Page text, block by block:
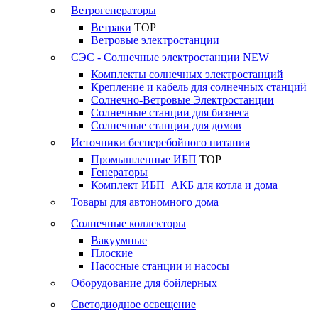
Ветрогенераторы
Ветраки TOP
Ветровые электростанции
СЭС - Солнечные электростанции NEW
Комплекты солнечных электростанций
Крепление и кабель для солнечных станций
Солнечно-Ветровые Электростанции
Солнечные станции для бизнеса
Солнечные станции для домов
Источники бесперебойного питания
Промышленные ИБП TOP
Генераторы
Комплект ИБП+АКБ для котла и дома
Товары для автономного дома
Солнечные коллекторы
Вакуумные
Плоские
Насосные станции и насосы
Оборудование для бойлерных
Светодиодное освещение